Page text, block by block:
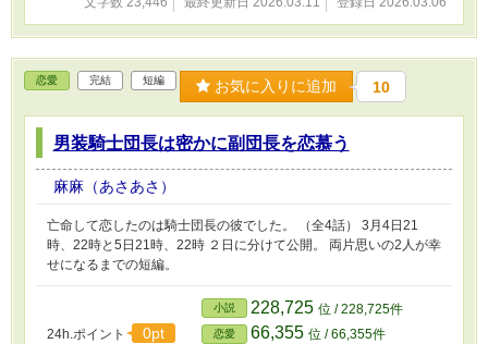
恋愛 完結 短編 お気に入りに追加 10
男装騎士団長は密かに副団長を恋慕う
麻麻（あさあさ）
亡命して恋したのは騎士団長の彼でした。 （全4話） 3月4日21
時、22時と5日21時、22時 ２日に分けて公開。 両片思いの2人が幸
せになるまでの短編。
24h.ポイント 0pt
小説 228,725 位 / 228,725件
恋愛 66,355 位 / 66,355件